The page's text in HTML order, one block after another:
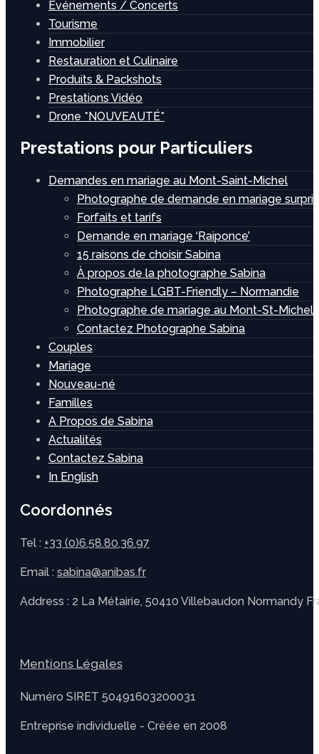
Événements / Concerts
Tourisme
Immobilier
Restauration et Culinaire
Produits & Packshots
Prestations Vidéo
Drone *NOUVEAUTÉ*
Prestations pour Particuliers
Demandes en mariage au Mont-Saint-Michel
Photographe de demande en mariage
Forfaits et tarifs
Demande en mariage ‘Raiponce’
15 raisons de choisir Sabina
À propos de la photographe Sabina
Photographe LGBT-Friendly – Normandie
Photographe de mariage au Mont-St-Michel
Contactez Photographe Sabina
Couples
Mariage
Nouveau-né
Familles
A Propos de Sabina
Actualités
Contactez Sabina
In English
Coordonnés
Tel : +33 (0)6.58.80.36.97
Email : sabina@anibas.fr
Address : 2 La Métairie, 50410 Villebaudon Normandy
Mentions Légales
Numéro SIRET 50491603200031
Entreprise individuelle - Créée en 2008